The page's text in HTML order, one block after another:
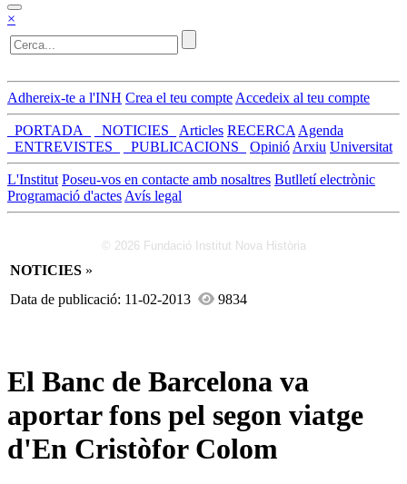
×
Adhereix-te a l'INH Crea el teu compte Accedeix al teu compte
_PORTADA_ _NOTICIES_ Articles RECERCA Agenda
_ENTREVISTES_
_PUBLICACIONS_ Opinió Arxiu Universitat
L'Institut Poseu-vos en contacte amb nosaltres Butlletí electrònic
Programació d'actes Avís legal
© 2026 Fundació Institut Nova Història
NOTICIES »
Data de publicació: 11-02-2013
9834
El Banc de Barcelona va
aportar fons pel segon viatge
d'En Cristòfor Colom